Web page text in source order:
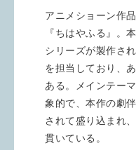
アニメショーン作
『ちはやふる』。
シリーズが製作さ
を担当しており、
ある。メインテー
象的で、本作の劇
されて盛り込まれ
貫いている。